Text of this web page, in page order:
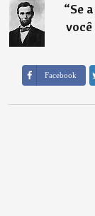
“Se
você
Facebook